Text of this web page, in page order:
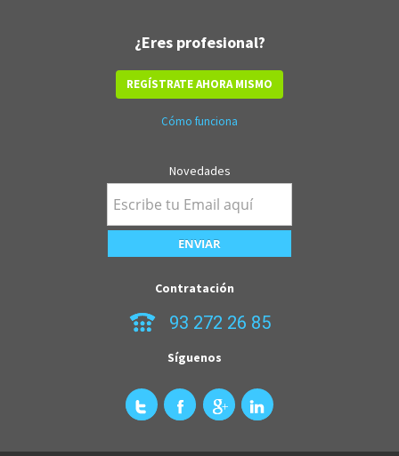
¿Eres profesional?
REGÍSTRATE AHORA MISMO
Cómo funciona
Novedades
Contratación
93 272 26 85
Síguenos